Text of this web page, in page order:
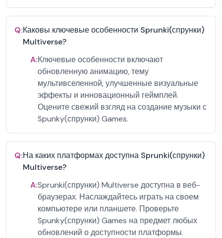
Q:Каковы ключевые особенности Sprunki(спрунки)
Multiverse?
A:Ключевые особенности включают
обновленную анимацию, тему
мультивселенной, улучшенные визуальные
эффекты и инновационный геймплей.
Оцените свежий взгляд на создание музыки с
Spunky(спрунки) Games.
Q:На каких платформах доступна Sprunki(спрунки)
Multiverse?
A:Sprunki(спрунки) Multiverse доступна в веб-
браузерах. Наслаждайтесь играть на своем
компьютере или планшете. Проверьте
Spunky(спрунки) Games на предмет любых
обновлений о доступности платформы.